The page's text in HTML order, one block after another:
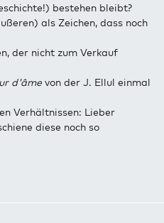
bestehen bleibt?
als Zeichen, dass noch
der nicht zum Verkauf
d'âme von der J. Ellul einmal
Verhältnissen: Lieber
diese noch so